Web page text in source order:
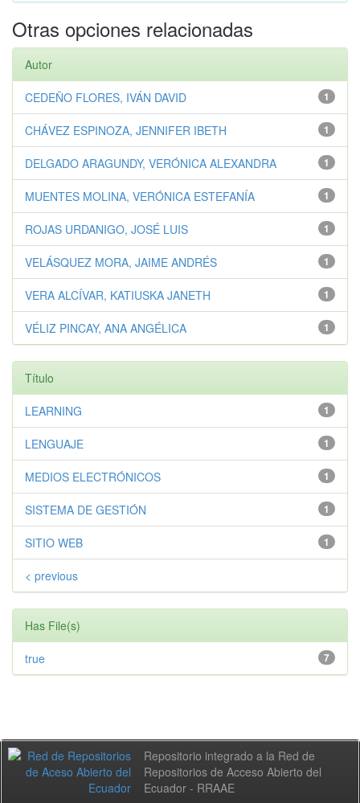
Otras opciones relacionadas
Autor
1
CEDEÑO FLORES, IVÁN DAVID
1
CHÁVEZ ESPINOZA, JENNIFER IBETH
1
DELGADO ARAGUNDY, VERÓNICA ALEXANDRA
1
MUENTES MOLINA, VERÓNICA ESTEFANÍA
1
ROJAS URDANIGO, JOSÉ LUIS
1
VELÁSQUEZ MORA, JAIME ANDRÉS
1
VERA ALCÍVAR, KATIUSKA JANETH
1
VÉLIZ PINCAY, ANA ANGÉLICA
Título
1
LEARNING
1
LENGUAJE
1
MEDIOS ELECTRÓNICOS
1
SISTEMA DE GESTIÓN
1
SITIO WEB
< previous
Has File(s)
7
true
Repositorio integrado a la Red de
Repositorios de Acceso Abierto del
Ecuador - RRAAE